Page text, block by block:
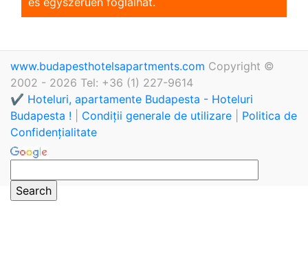
www.budapesthotelsapartments.com Copyright ©
2002 - 2026 Tel: +36 (1) 227-9614
✔️ Hoteluri, apartamente Budapesta - Hoteluri
Budapesta !
Condiții generale de utilizare
Politica de
Confidențialitate